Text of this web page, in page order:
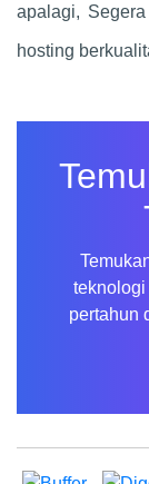
apalagi,
hosting
pertahun